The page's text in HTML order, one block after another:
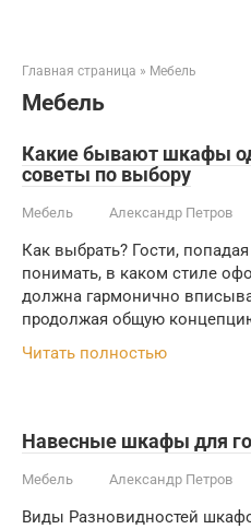
Главная страница » Мебель
Мебель
Какие бывают шкафы
советы по выбору
Мебель Александр Петров
Как выбрать? Гости,
понимать, в каком стиле
должна гармонично
продолжая общую
Читать полностью
Навесные шкафы для
Мебель Александр Петров
Виды Разновидностей